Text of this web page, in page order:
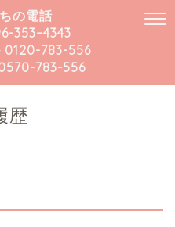
の電話
353−4343
0120-783-556
783-556
歴